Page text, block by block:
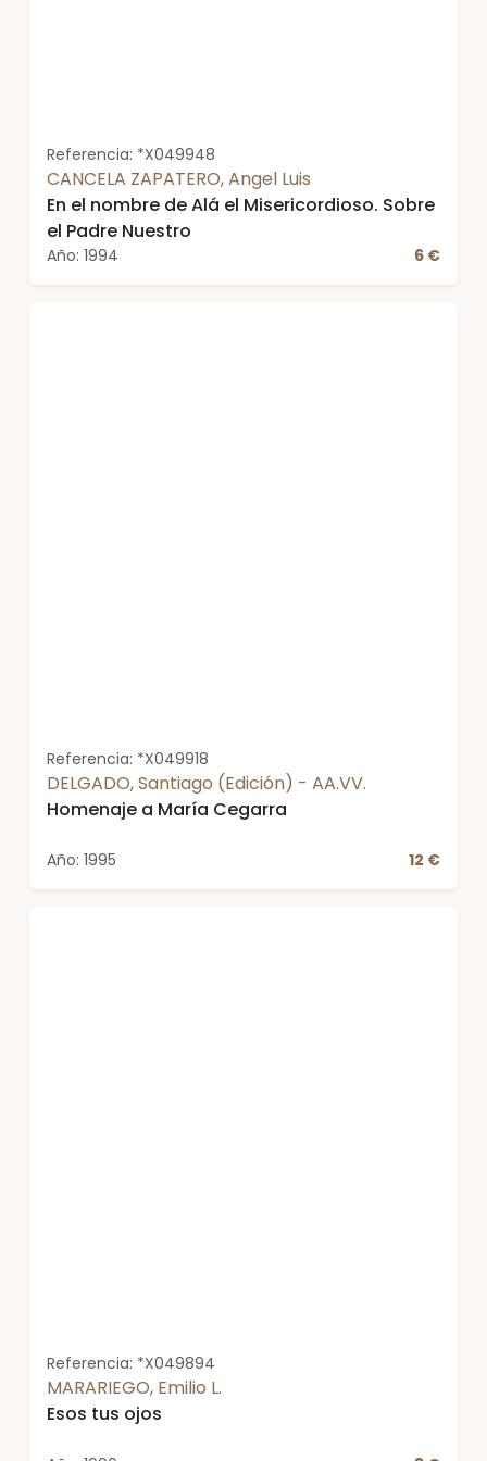
Referencia: *X049948
CANCELA ZAPATERO, Angel Luis
En el nombre de Alá el Misericordioso. Sobre
el Padre Nuestro
Año: 1994 6 €
Referencia: *X049918
DELGADO, Santiago (Edición) - AA.VV.
Homenaje a María Cegarra
Año: 1995 12 €
Referencia: *X049894
MARARIEGO, Emilio L.
Esos tus ojos